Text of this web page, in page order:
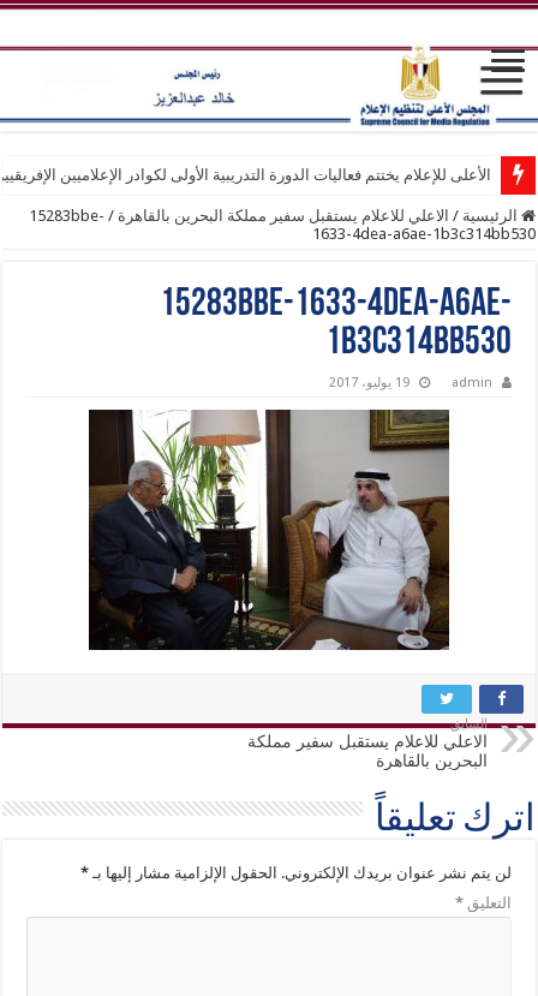
الأعلى للإعلام يختتم فعاليات الدورة التدريبية الأولى لكوادر الإعلاميين
الرئيسية / الاعلي للاعلام يستقبل سفير مملكة البحرين بالقاهرة /
15283bbe-
1633-4dea-a6ae-1b3c314bb530
15283bbe-1633-4dea-a6ae-
1b3c314bb530
admin 19 يوليو، 2017
السابق
الاعلي للاعلام يستقبل سفير مملكة
البحرين بالقاهرة
اترك تعليقاً
لن يتم نشر عنوان بريدك الإلكتروني. الحقول الإلزامية مشار إليها بـ*
التعليق*